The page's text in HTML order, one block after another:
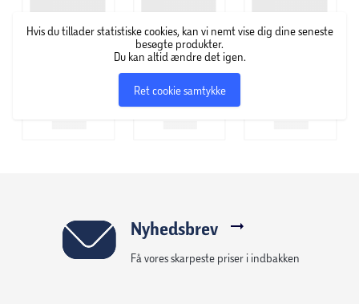
Hvis du tillader statistiske cookies, kan vi nemt vise dig dine seneste
besøgte produkter.
Du kan altid ændre det igen.
Ret cookie samtykke
Nyhedsbrev
Få vores skarpeste priser i indbakken